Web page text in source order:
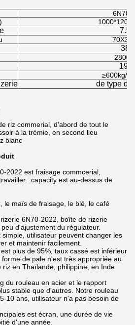
6N70-
≥600kg/h
de type
riz commerial, d'abord de tout le
à la trémie, en second lieu
blanc
2022 est fraisage commcerial,
.capacity est au-dessus de
le maïs de fraisage, le blé, le café
6N70-2022, boîte de rizerie
d'ajustement du régulateur.
utilisateur peuvent changer les
et maintenir facilement.
plus de 95%, taux cassé est inférieur
de pale n'est très appropriée au
riz en Thaïlande, philippine, en Inde
du rouleau en acier et le rapport
stable que d'autres. Notre rouleau
10 ans, utilisateur n'a pas besoin de
est écran, une durée de vie
d'une année.